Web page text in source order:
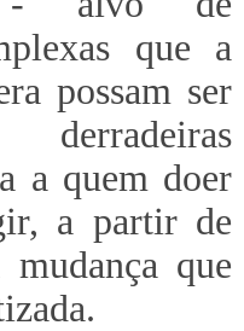
que a
possam ser
a quem doer
a partir de
que